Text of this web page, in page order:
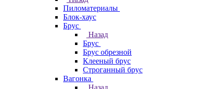
Пиломатериалы
Блок-хаус
Брус
Назад
Брус
Брус обрезной
Клееный брус
Строганный брус
Вагонка
Назад